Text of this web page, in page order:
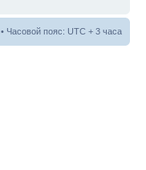
• Часовой пояс: UTC + 3 часа